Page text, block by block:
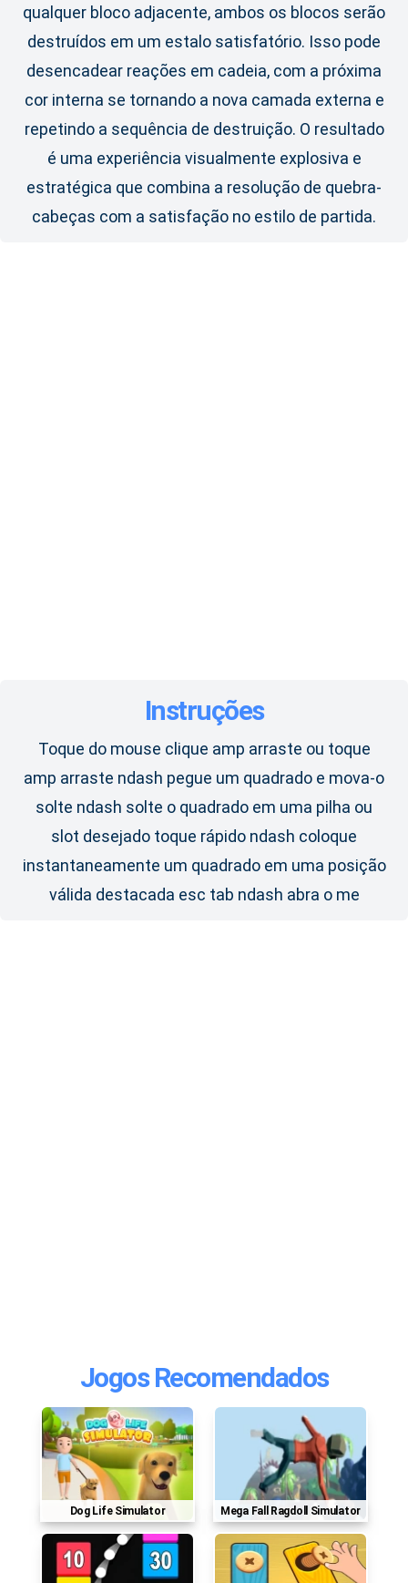
qualquer bloco adjacente, ambos os blocos serão
destruídos em um estalo satisfatório. Isso pode
desencadear reações em cadeia, com a próxima
cor interna se tornando a nova camada externa e
repetindo a sequência de destruição. O resultado
é uma experiência visualmente explosiva e
estratégica que combina a resolução de quebra-
cabeças com a satisfação no estilo de partida.
Instruções
Toque do mouse clique amp arraste ou toque
amp arraste ndash pegue um quadrado e mova-o
solte ndash solte o quadrado em uma pilha ou
slot desejado toque rápido ndash coloque
instantaneamente um quadrado em uma posição
válida destacada esc tab ndash abra o me
Jogos Recomendados
Dog Life Simulator Mega Fall Ragdoll Simulator